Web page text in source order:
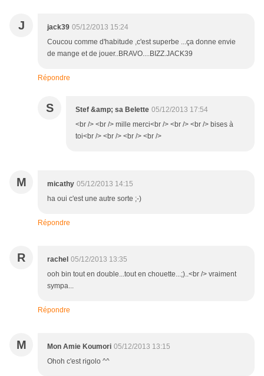
J jack39 05/12/2013 15:24
Coucou comme d'habitude ,c'est superbe ...ça donne envie
de mange et de jouer..BRAVO....BIZZ.JACK39
Répondre
S Stef &amp; sa Belette 05/12/2013 17:54
<br /> <br /> mille merci<br /> <br /> <br /> bises à
toi<br /> <br /> <br /> <br />
M micathy 05/12/2013 14:15
ha oui c'est une autre sorte ;-)
Répondre
R rachel 05/12/2013 13:35
ooh bin tout en double...tout en chouette...;)..<br /> vraiment
sympa...
Répondre
M Mon Amie Koumori 05/12/2013 13:15
Ohoh c'est rigolo ^^